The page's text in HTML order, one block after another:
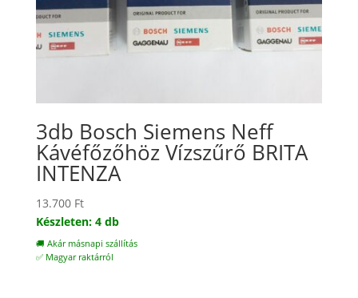
3db Bosch Siemens Neff
Kávéfőzőhöz Vízszűrő BRITA
INTENZA
13.700 Ft
Készleten: 4 db
🚚 Akár másnapi szállítás
✅ Magyar raktárról